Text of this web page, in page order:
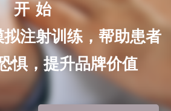
开始
注射训练，帮助患者
惧，提升品牌价值